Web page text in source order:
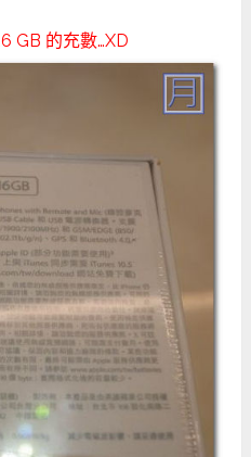
GB 的充數…XD